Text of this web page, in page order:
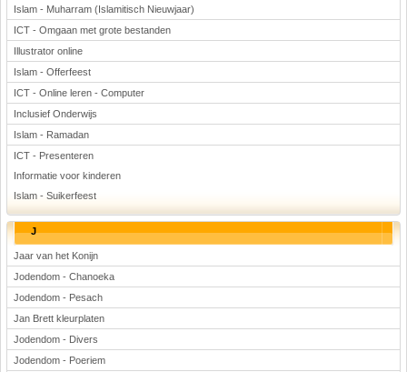
Islam - Muharram (Islamitisch Nieuwjaar)
ICT - Omgaan met grote bestanden
Illustrator online
Islam - Offerfeest
ICT - Online leren - Computer
Inclusief Onderwijs
Islam - Ramadan
ICT - Presenteren
Informatie voor kinderen
Islam - Suikerfeest
J
Jaar van het Konijn
Jodendom - Chanoeka
Jodendom - Pesach
Jan Brett kleurplaten
Jodendom - Divers
Jodendom - Poeriem